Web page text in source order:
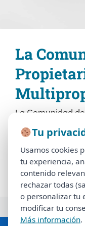
La
La Comunidad
Multipropiedad
Multipropiedad
...
SABER MÁS
Tu
Usamos cookies
tu experiencia,
contenido
rechazar todas
o personalizar tu
modificar tu
Más información.
Tu
Usamos cookies
tu experiencia,
contenido
rechazar todas
o personalizar tu
modificar tu
Más información